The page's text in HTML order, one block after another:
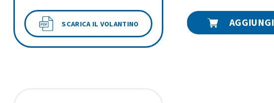
SCARICA IL VOLANTINO AGGIUNGI